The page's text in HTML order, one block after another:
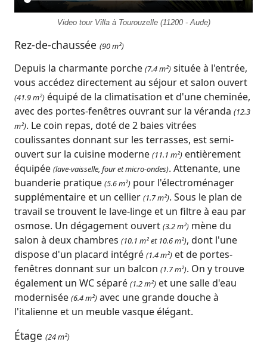
Video tour Villa à Tourouzelle (11200 - Aude)
Rez-de-chaussée (90 m²)
Depuis la charmante porche (7.4 m²) située à l'entrée,
vous accédez directement au séjour et salon ouvert
(41.9 m²) équipé de la climatisation et d'une cheminée,
avec des portes-fenêtres ouvrant sur la véranda (12.3
m²). Le coin repas, doté de 2 baies vitrées
coulissantes donnant sur les terrasses, est semi-
ouvert sur la cuisine moderne (11.1 m²) entièrement
équipée (lave-vaisselle, four et micro-ondes). Attenante, une
buanderie pratique (5.6 m²) pour l'électroménager
supplémentaire et un cellier (1.7 m²). Sous le plan de
travail se trouvent le lave-linge et un filtre à eau par
osmose. Un dégagement ouvert (3.2 m²) mène du
salon à deux chambres (10.1 m² et 10.6 m²), dont l'une
dispose d'un placard intégré (1.4 m²) et de portes-
fenêtres donnant sur un balcon (1.7 m²). On y trouve
également un WC séparé (1.2 m²) et une salle d'eau
modernisée (6.4 m²) avec une grande douche à
l'italienne et un meuble vasque élégant.
Étage (24 m²)